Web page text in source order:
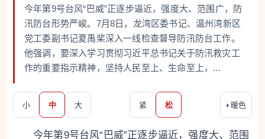
今年第9号台风“巴威”正逐步逼近，强度大、范围广，防
汛防台形势严峻。7月8日，龙湾区委书记、温州湾新区
党工委副书记夏禹桨深入一线检查督导防汛防台工作。
他强调，要深入学习贯彻习近平总书记关于防汛救灾工
作的重要指示精神，坚持人民至上、生命至上，...
小 中 大 紧 松 ◐ 暖色
今年第9号台风“巴威”正逐步逼近，强度大、范围